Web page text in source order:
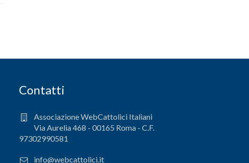
Contatti
Associazione WebCattolici Italiani
Via Aurelia 468 - 00165 Roma - C.F.
97302990581
info@webcattolici.it